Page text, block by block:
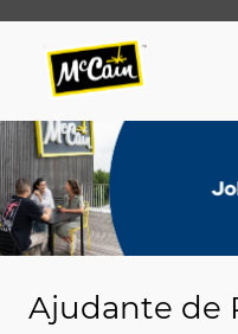
-
-
Ajudante de